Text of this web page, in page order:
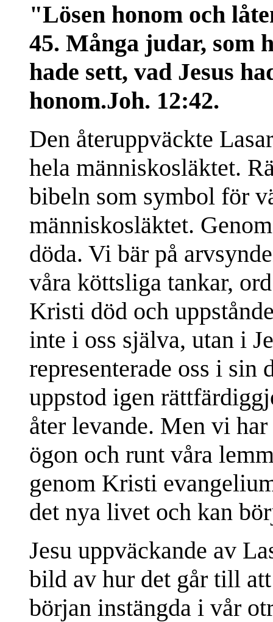
"Lösen honom och
45. Många judar, som
hade sett, vad Jesus
honom.Joh. 12:42.
Den återuppväckte
hela människosläktet.
bibeln som symbol för
människosläktet.
döda. Vi bär på
våra köttsliga tankar,
Kristi död och
inte i oss själva, utan i
representerade oss i sin
uppstod igen
åter levande. Men vi
ögon och runt våra
genom Kristi
det nya livet och kan
Jesu uppväckande av
bild av hur det går till
början instängda i vår